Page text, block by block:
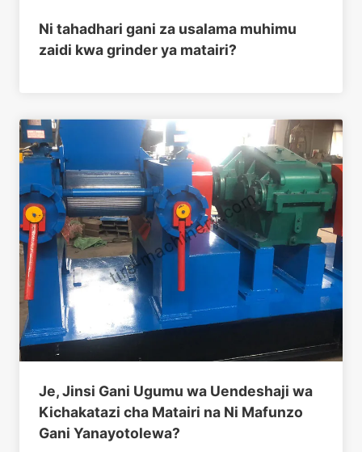
Ni tahadhari gani za usalama muhimu
zaidi kwa grinder ya matairi?
Je, Jinsi Gani Ugumu wa Uendeshaji wa
Kichakatazi cha Matairi na Ni Mafunzo
Gani Yanayotolewa?